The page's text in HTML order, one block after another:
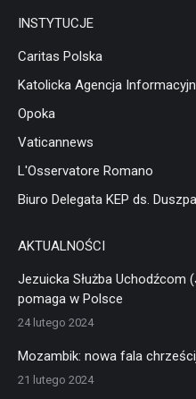
INSTYTUCJE
Caritas Polska
Katolicka Agencja
Opoka
Vaticannews
L'Osservatore Romano
Biuro Delegata KEP ds.
AKTUALNOŚCI
Jezuicka Służba Uchodźcom
pomaga w Polsce
24 lutego 2024
Mozambik: nowa fala
21 lutego 2024